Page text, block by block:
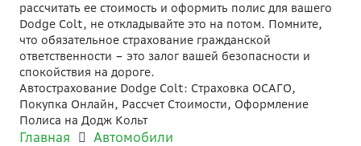
рассчитать ее стоимость и оформить полис для вашего
Dodge Colt, не откладывайте это на потом. Помните,
что обязательное страхование гражданской
ответственности – это залог вашей безопасности и
спокойствия на дороге.
Автострахование Dodge Colt: Страховка ОСАГО,
Покупка Онлайн, Рассчет Стоимости, Оформление
Полиса на Додж Кольт
Главная Автомобили